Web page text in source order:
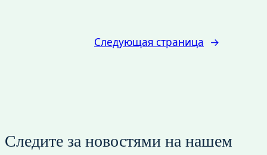
Следующая страница →
Следите за новостями на нашем